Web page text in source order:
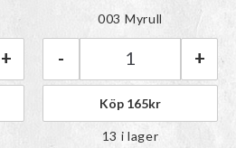
Mohair | 001 Hvitveis mängd
+
Färgen har lagts till i
paletten
Rauma Tjukk
- +
003 Myrull
Köp 165kr
13 i lager